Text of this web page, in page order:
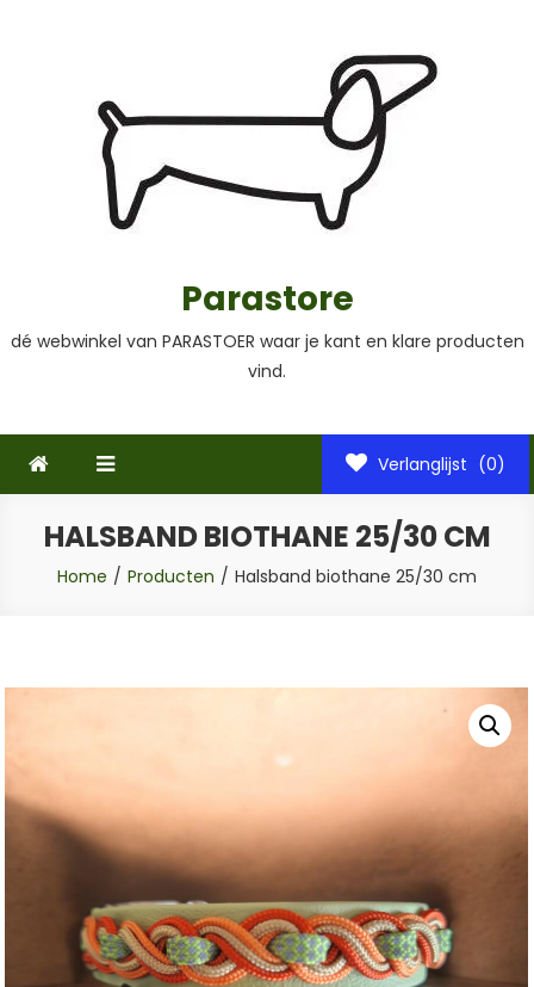
Parastore
dé webwinkel van PARASTOER waar je kant en klare producten
vind.
Verlanglijst (0)
HALSBAND BIOTHANE 25/30 CM
Home Producten Halsband biothane 25/30 cm